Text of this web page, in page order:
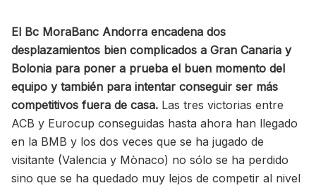
El Bc MoraBanc Andorra encadena dos
desplazamientos bien complicados a Gran Canaria y
Bolonia para poner a prueba el buen momento del
equipo y también para intentar conseguir ser más
competitivos fuera de casa. Las tres victorias entre
ACB y Eurocup conseguidas hasta ahora han llegado
en la BMB y los dos veces que se ha jugado de
visitante (Valencia y Mònaco) no sólo se ha perdido
sino que se ha quedado muy lejos de competir al nivel